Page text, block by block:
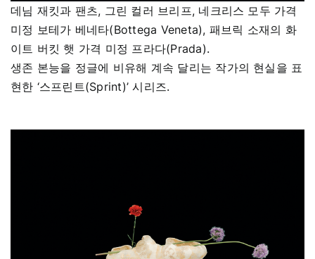
데님 재킷과 팬츠, 그린 컬러 브리프, 네크리스 모두 가격
미정 보테가 베네타(Bottega Veneta), 패브릭 소재의 화
이트 버킷 햇 가격 미정 프라다(Prada).
생존 본능을 정글에 비유해 계속 달리는 작가의 현실을 표
현한 ‘스프린트(Sprint)’ 시리즈.